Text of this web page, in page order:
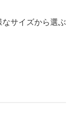
なサイズから選ぶ